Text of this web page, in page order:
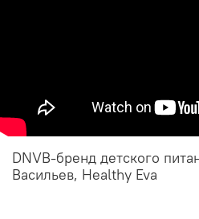
DNVB-бренд детского
Васильев, Healthy Eva